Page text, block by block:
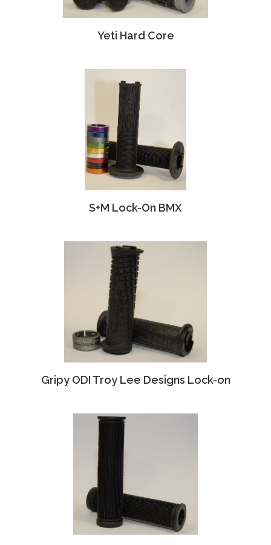
Yeti Hard Core
S+M Lock-On BMX
Gripy ODI Troy Lee Designs Lock-on